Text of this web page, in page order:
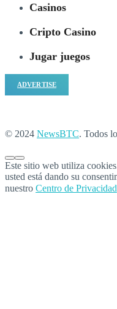
Casinos
Cripto Casino
Jugar juegos
ADVERTISE
© 2024 NewsBTC. Todos
Este sitio web utiliza
usted está dando su
nuestro Centro de Privacidad